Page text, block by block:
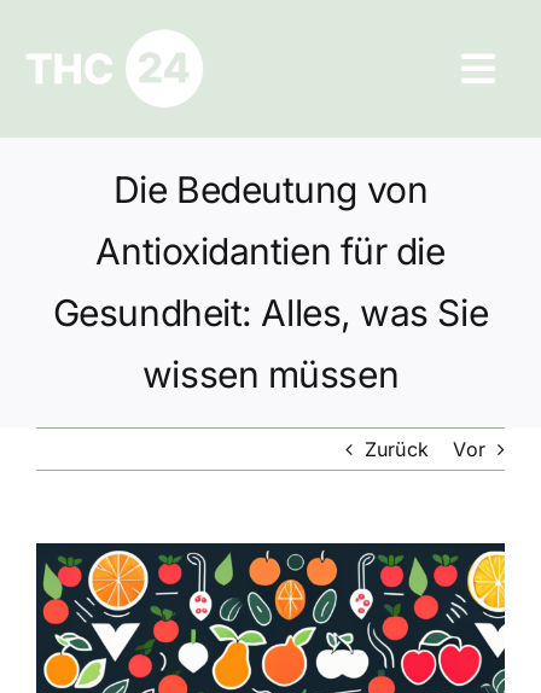
springen
Ratgeber
Datenschutz
Die Bedeutung von
Antioxidantien für die
Gesundheit: Alles, was Sie
wissen müssen
Zurück Vor
Zeige
grösseres
Bild